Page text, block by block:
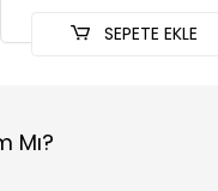
SEPETE EKLE
Mı?